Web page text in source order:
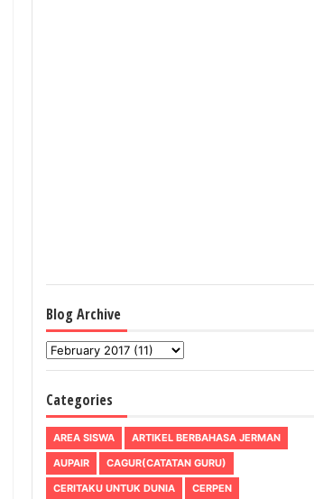
Blog Archive
Categories
AREA SISWA
ARTIKEL BERBAHASA JERMAN
AUPAIR
CAGUR(CATATAN GURU)
CERITAKU UNTUK DUNIA
CERPEN